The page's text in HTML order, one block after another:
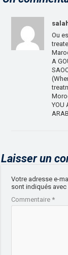
Ou
A
YOU
Laisser un
Votre adresse e-
sont indiqués avec
Commentaire*